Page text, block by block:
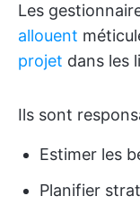
Les
allouent
projet dans les
Ils sont
Estimer les
Planifier